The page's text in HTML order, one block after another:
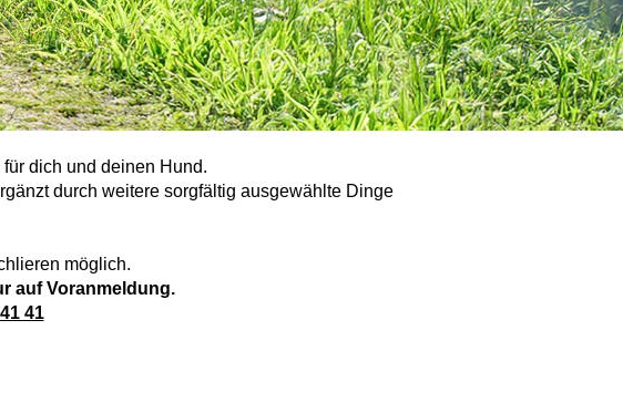
dich und deinen Hund.
durch weitere sorgfältig ausgewählte Dinge
möglich.
auf Voranmeldung.
41